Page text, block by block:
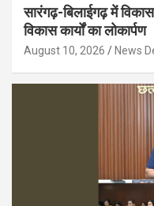
सारंगढ़-बिलाईगढ़ में
विकास कार्यों का लोकार्पण
August 10, 2026 News